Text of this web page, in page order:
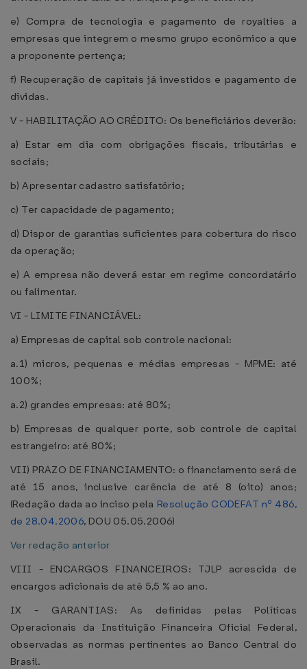
e) Compra de tecnologia e pagamento de royalties a
empresas que integrem o mesmo grupo econômico a que
a proponente pertença;
f) Recuperação de capitais já investidos e pagamento de
dívidas.
V - HABILITAÇÃO AO CRÉDITO: Os beneficiários deverão:
a) Estar em dia com obrigações fiscais, tributárias e
sociais;
b) Apresentar cadastro satisfatório;
c) Ter capacidade de pagamento;
d) Dispor de garantias suficientes para cobertura do risco
da operação;
e) A empresa não deverá estar em regime concordatário
ou falimentar.
VI - LIMITE FINANCIÁVEL:
a) Empresas de capital sob controle nacional:
a.1) micros, pequenas e médias empresas - MPME: até
100%;
a.2) grandes empresas: até 80%;
b) Empresas de qualquer porte, sob controle de capital
estrangeiro: até 80%;
VII) PRAZO DE FINANCIAMENTO: o financiamento será de
até 15 anos, inclusive carência de até 8 (oito) anos;
(Redação dada ao inciso pela Resolução CODEFAT nº 486,
de 28.04.2006, DOU 05.05.2006)
Ver redação anterior
VIII - ENCARGOS FINANCEIROS: TJLP acrescida de
encargos adicionais de até 5,5 % ao ano.
IX - GARANTIAS: As definidas pelas Políticas
Operacionais da Instituição Financeira Oficial Federal,
observadas as normas pertinentes ao Banco Central do
Brasil.